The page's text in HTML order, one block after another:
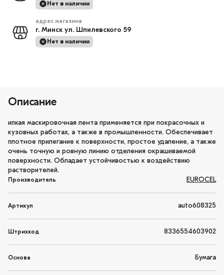
Нет в наличии
адрес магазина
г. Минск ул. Шпилевского 59
Нет в наличии
Описание
ипкая маскировочная лента применяется при покрасочных и
кузовных работах, а также в промышленности. Обеспечивает
плотное прилегание к поверхности, простое удаление, а также
очень точную и ровную линию отделения окрашиваемой
поверхности. Обладает устойчивостью к воздействию
растворителей.
Производитель EUROCEL
Артикул auto608325
Штрихкод 8336554603902
Основа Бумага